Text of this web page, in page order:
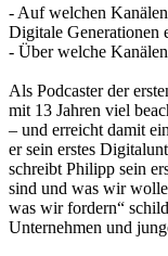
- Auf welchen
Digitale Generationen
- Über welche
Als Podcaster der
mit 13 Jahren viel
– und erreicht damit
er sein erstes
schreibt Philipp sein
sind und was wir
was wir fordern“
Unternehmen und